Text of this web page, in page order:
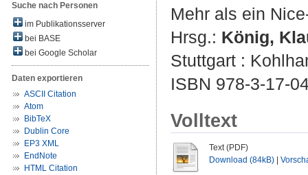
Suche nach Personen
im Publikationsserver
bei BASE
bei Google Scholar
Daten exportieren
ASCII Citation
Atom
BibTeX
Dublin Core
EP3 XML
EndNote
HTML Citation
Mehr als ein
Hrsg.: König,
Stuttgart :
ISBN 978-3-17-
Volltext
Text (PDF)
Download (84kB)